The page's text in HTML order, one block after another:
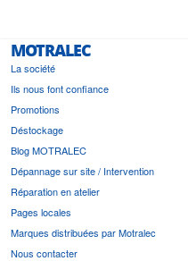
MOTRALEC
La société
Ils nous font confiance
Promotions
Déstockage
Blog MOTRALEC
Dépannage sur site / Intervention
Réparation en atelier
Pages locales
Marques distribuées par Motralec
Nous contacter